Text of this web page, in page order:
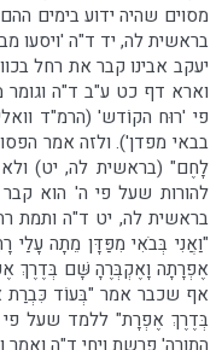
מסוים שהיה ידוע בימים
בראשית לה, יד ד"ה 'ויסעו
יעקב אבינו קבר את רחל
וארא דף כט ע"ב ד"ה וגומר
פי 'רוּח הקוֹדש' (הרמ"ד
בבאי מפדן'). ולזה אמר
לָחֶם" (בראשית לה, יט)
להורות שעל פי ה' הוא
בראשית לה, יט ד"ה ותמת
"וַאֲנִי בְּבֹאִי מִפַּדָּן מֵתָה עָלַי
אֶפְרָתָה וָאֶקְבְּרֶהָ שָּׁם בְּדֶרֶךְ
אף שכבר אמר "בְּעוֹד
בְּדֶרֶךְ אֶפְרָת" ללמד שעל